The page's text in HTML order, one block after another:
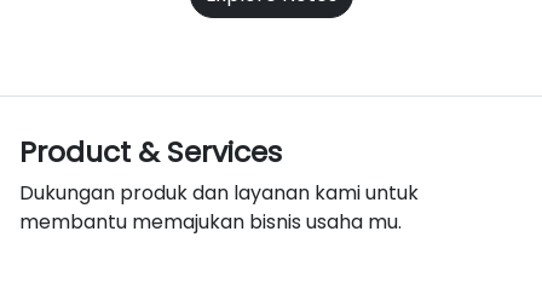
Product & Services
Dukungan produk dan layanan kami untuk
membantu memajukan bisnis usaha mu.